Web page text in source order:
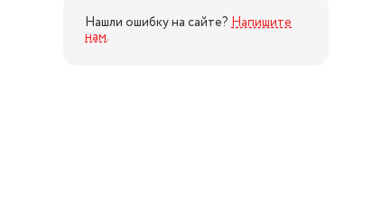
Нашли ошибку на сайте? Напишите
нам.